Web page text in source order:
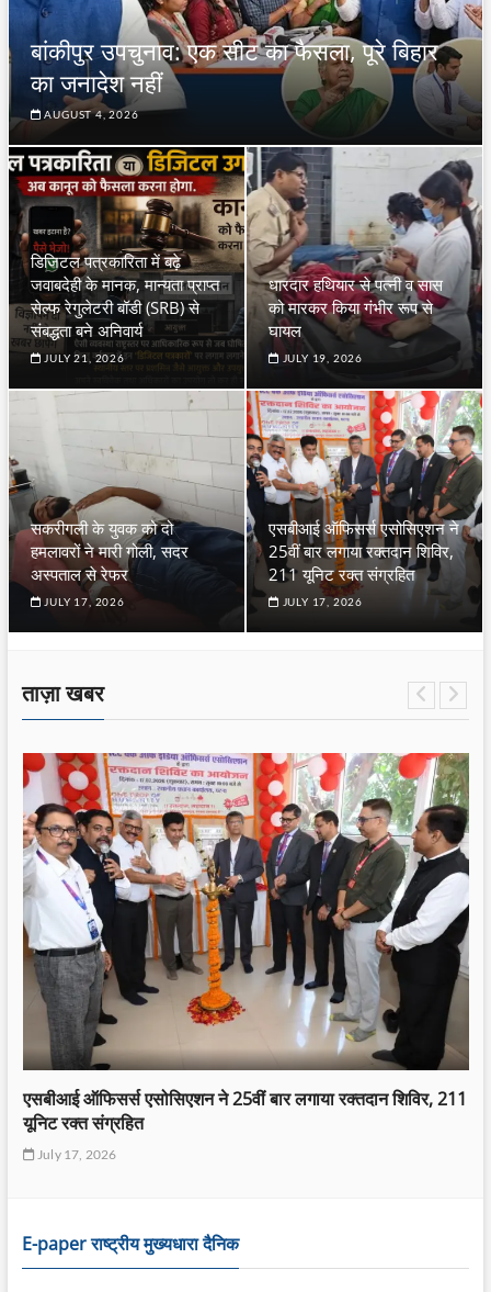
बांकीपुर उपचुनाव: एक सीट का फैसला, पूरे बिहार
का जनादेश नहीं
AUGUST 4, 2026
डिजिटल पत्रकारिता में बढ़े
जवाबदेही के मानक, मान्यता प्राप्त
सेल्फ रेगुलेटरी बॉडी (SRB) से
संबद्धता बने अनिवार्य
JULY 21, 2026
धारदार हथियार से पत्नी व सास
को मारकर किया गंभीर रूप से
घायल
JULY 19, 2026
सकरीगली के युवक को दो
हमलावरों ने मारी गोली, सदर
अस्पताल से रेफर
JULY 17, 2026
एसबीआई ऑफिसर्स एसोसिएशन ने
25वीं बार लगाया रक्तदान शिविर,
211 यूनिट रक्त संग्रहित
JULY 17, 2026
ताज़ा खबर
सांसद विजय हांसदा के विवाह के बाद सोशल मीडिया पर डीलिस्टिंग और
एसटी आरक्षण पर फिर छिड़ी बहस
July 15, 2026
E-paper राष्ट्रीय मुख्यधारा दैनिक